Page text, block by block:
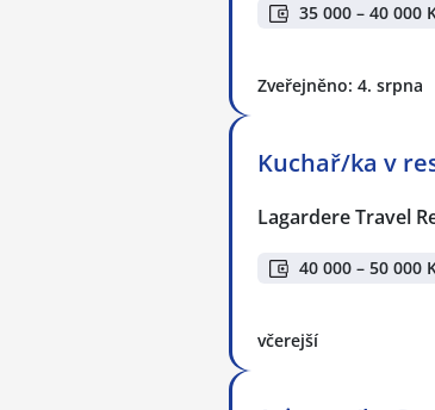
35 000 – 40 000
Zveřejněno: 4. srpna
Kuchař/ka v
Lagardere Travel
40 000 – 50 000
včerejší